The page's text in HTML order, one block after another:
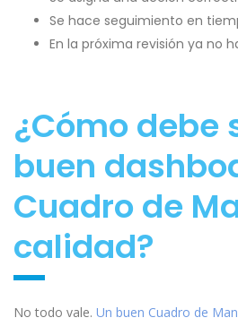
Se hace seguimiento en
En la próxima revisión ya no
¿Cómo debe
buen
Cuadro de
calidad?
No todo vale. Un buen Cuadro de